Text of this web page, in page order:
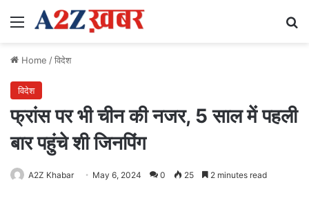
Menu
Home /विदेश
विदेश
फ्रांस पर भी चीन की नजर, 5 साल में पहली
बार पहुंचे शी जिनपिंग
A2Z Khabar May 6, 2024 0 25 2 minutes read